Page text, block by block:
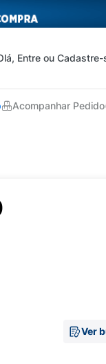
Entre ou Cadastre-
Acompanhar Pedido
Ver